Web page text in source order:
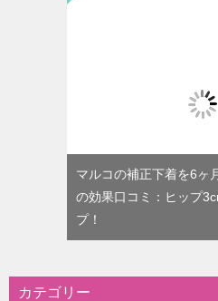
マルコの補正下着を6ヶ
の効果口コミ：ヒップ
プ！
カテゴリー